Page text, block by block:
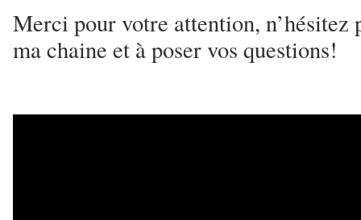
Merci pour votre attention, n’hésitez
ma chaine et à poser vos questions!